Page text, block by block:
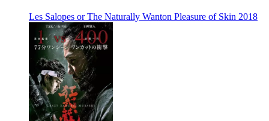
Les Salopes or The Naturally Wanton Pleasure of Skin 2018